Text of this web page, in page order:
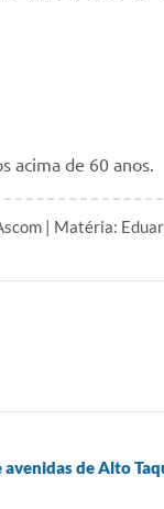
acima de 60 anos.
| Matéria:
avenidas de Alto